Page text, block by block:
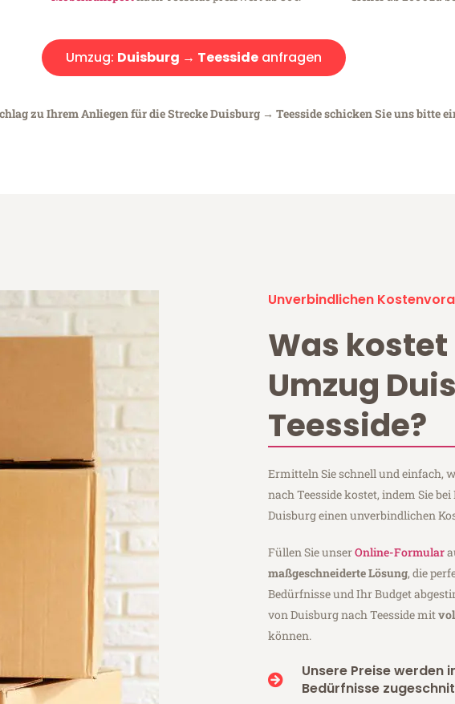
Umzug: Duisburg → Teessideanfragen
zu Ihrem Anliegen für die Strecke Duisburg → Teesside schicken Sie uns bitte
Unverbindlichen
Was kostet
Umzug
Teesside?
Ermitteln Sie schnell und einfach,
nach Teesside kostet, indem Sie
Duisburg einen unverbindlichen
Füllen Sie unserOnline-Formular
maßgeschneiderte Lösung, die
Bedürfnisse und Ihr Budget
von Duisburg nach Teesside mit
können.
Unsere Preise werden
Bedürfnisse